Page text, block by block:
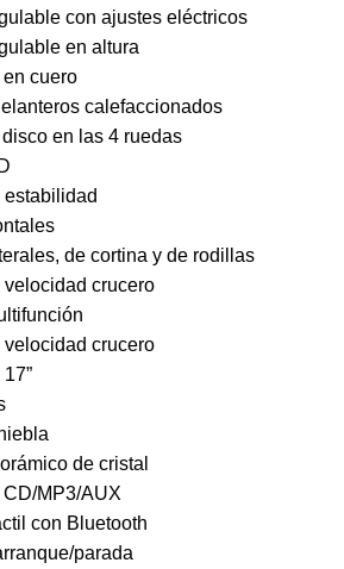
con ajustes eléctricos
en altura
cuero
calefaccionados
en las 4 ruedas
de cortina y de rodillas
velocidad crucero
velocidad crucero
de cristal
MP3/AUX
con Bluetooth
parada